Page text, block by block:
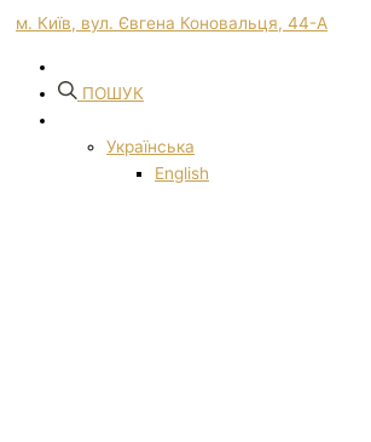
м. Київ, вул. Євгена Коновальця, 44-А
ПОШУК
Українська
English